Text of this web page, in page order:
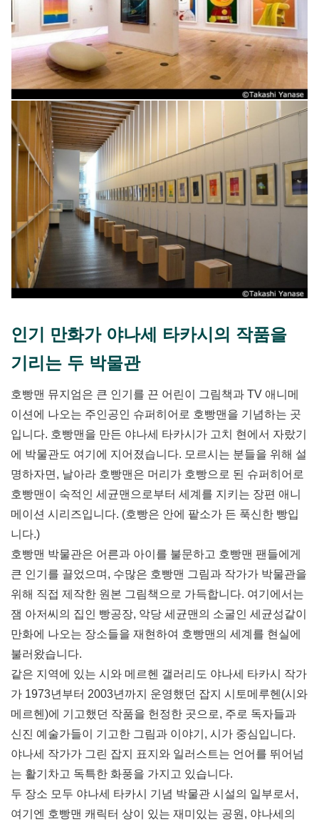
인기 만화가 야나세 타카시의 작품을
기리는 두 박물관
호빵맨 뮤지엄은 큰 인기를 끈 어린이 그림책과 TV 애니메
이션에 나오는 주인공인 슈퍼히어로 호빵맨을 기념하는 곳
입니다. 호빵맨을 만든 야나세 타카시가 고치 현에서 자랐기
에 박물관도 여기에 지어졌습니다. 모르시는 분들을 위해 설
명하자면, 날아라 호빵맨은 머리가 호빵으로 된 슈퍼히어로
호빵맨이 숙적인 세균맨으로부터 세계를 지키는 장편 애니
메이션 시리즈입니다. (호빵은 안에 팥소가 든 푹신한 빵입
니다.)
호빵맨 박물관은 어른과 아이를 불문하고 호빵맨 팬들에게
큰 인기를 끌었으며, 수많은 호빵맨 그림과 작가가 박물관을
위해 직접 제작한 원본 그림책으로 가득합니다. 여기에서는
잼 아저씨의 집인 빵공장, 악당 세균맨의 소굴인 세균성같이
만화에 나오는 장소들을 재현하여 호빵맨의 세계를 현실에
불러왔습니다.
같은 지역에 있는 시와 메르헨 갤러리도 야나세 타카시 작가
가 1973년부터 2003년까지 운영했던 잡지 시토메루헨(시와
메르헨)에 기고했던 작품을 헌정한 곳으로, 주로 독자들과
신진 예술가들이 기고한 그림과 이야기, 시가 중심입니다.
야나세 작가가 그린 잡지 표지와 일러스트는 언어를 뛰어넘
는 활기차고 독특한 화풍을 가지고 있습니다.
두 장소 모두 야나세 타카시 기념 박물관 시설의 일부로서,
여기엔 호빵맨 캐릭터 상이 있는 재미있는 공원, 야나세의